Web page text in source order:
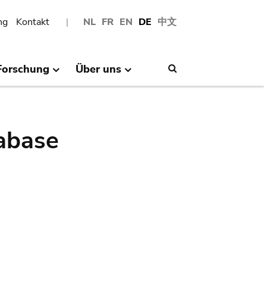
NL FR EN DE 中文
Kontakt
Über uns